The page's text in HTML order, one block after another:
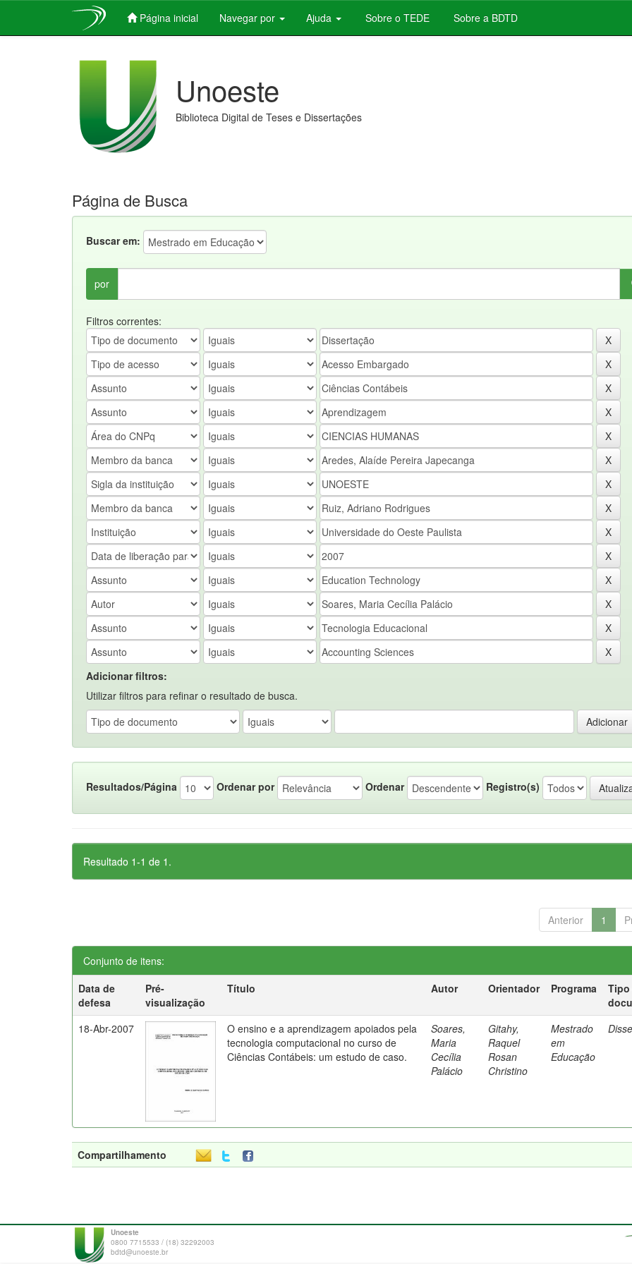
Página inicial Navegar por Ajuda Sobre o TEDE Sobre a BDTD
Unoeste
Biblioteca Digital de Teses e Dissertações
Página de Busca
Buscar em:
por
Filtros correntes:
Adicionar filtros:
Utilizar filtros para refinar o resultado de busca.
Resultados/Página Ordenar por Ordenar Registro(s)
Resultado 1-1 de 1.
Anterior 1
Conjunto de itens:
Data de
defesa
Pré-
visualização
Título Autor Orientador Programa
Tipo
18-Abr-2007
O ensino e a aprendizagem apoiados pela
tecnologia computacional no curso de
Ciências Contábeis: um estudo de caso.
Soares,
Maria
Cecília
Palácio
Gitahy,
Raquel
Rosan
Christino
Mestrado
em
Educação
Compartilhamento
Unoeste
0800 7715533 / (18) 32292003
bdtd@unoeste.br